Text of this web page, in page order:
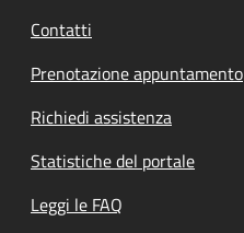
Contatti
Prenotazione appuntamento
Richiedi assistenza
Statistiche del portale
Leggi le FAQ